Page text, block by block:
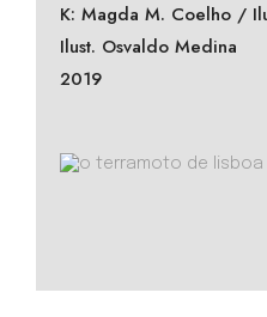
K: Magda M. Coelho /
Ilust. Osvaldo Medina
2019